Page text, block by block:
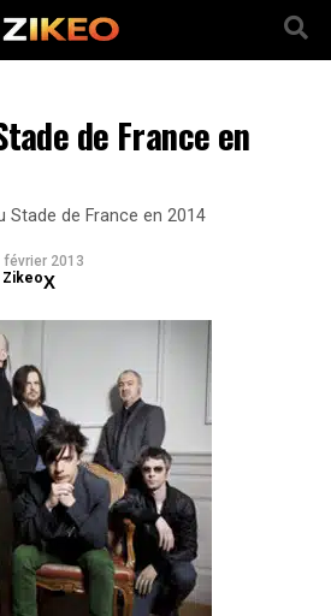
de France en
Stade de France en 2014
février 2013
Zikeo